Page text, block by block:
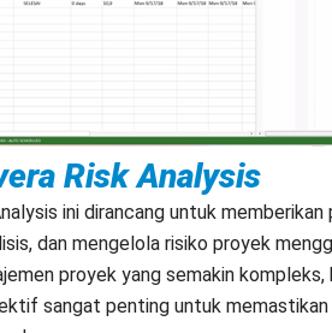
Risk Analysis
ini dirancang untuk
dan mengelola risiko proyek
proyek yang semakin
sangat penting untuk memastikan